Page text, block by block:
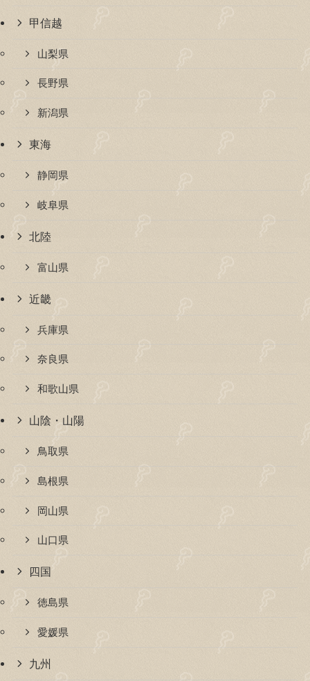
甲信越
山梨県
長野県
新潟県
東海
静岡県
岐阜県
北陸
富山県
近畿
兵庫県
奈良県
和歌山県
山陰・山陽
鳥取県
島根県
岡山県
山口県
四国
徳島県
愛媛県
九州